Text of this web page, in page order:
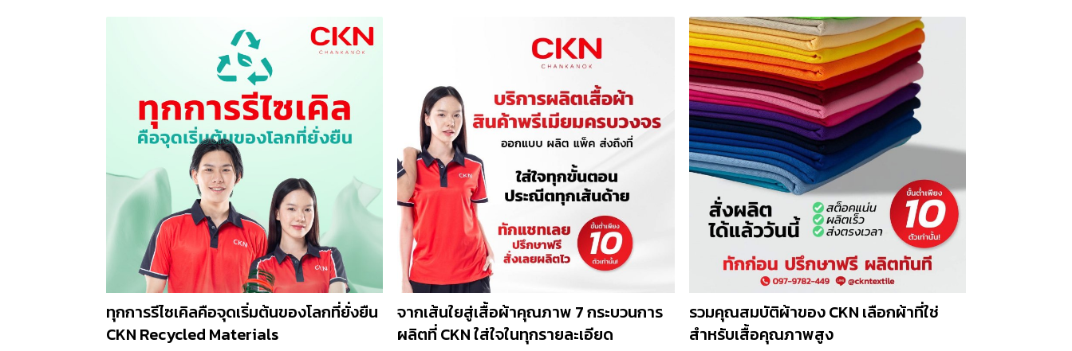
ทุกการรีไซเคิลคือจุดเริ่มต้นของโลกที่ยั่งยืน
CKN Recycled Materials
จากเส้นใยสู่เสื้อผ้าคุณภาพ 7 กระบวนการ
ผลิตที่ CKN ใส่ใจในทุกรายละเอียด
รวมคุณสมบัติผ้าของ CKN เลือกผ้าที่ใช่
สำหรับเสื้อคุณภาพสูง